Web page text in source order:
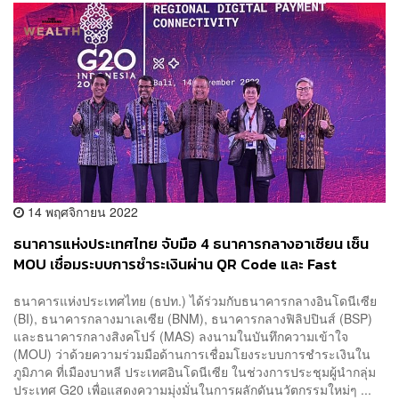
14 พฤศจิกายน 2022
ธนาคารแห่งประเทศไทย จับมือ 4 ธนาคารกลางอาเซียน เซ็น
MOU เชื่อมระบบการชำระเงินผ่าน QR Code และ Fast
ธนาคารแห่งประเทศไทย (ธปท.) ได้ร่วมกับธนาคารกลางอินโดนีเซีย
(BI), ธนาคารกลางมาเลเซีย (BNM), ธนาคารกลางฟิลิปปินส์ (BSP)
และธนาคารกลางสิงคโปร์ (MAS) ลงนามในบันทึกความเข้าใจ
(MOU) ว่าด้วยความร่วมมือด้านการเชื่อมโยงระบบการชำระเงินใน
ภูมิภาค ที่เมืองบาหลี ประเทศอินโดนีเซีย ในช่วงการประชุมผู้นำกลุ่ม
ประเทศ G20 เพื่อแสดงความมุ่งมั่นในการผลักดันนวัตกรรมใหม่ๆ ...